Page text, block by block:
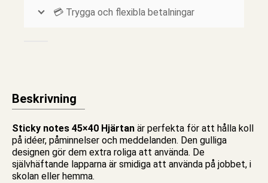
💳 Trygga och flexibla betalningar
Beskrivning
Sticky notes 45×40 Hjärtan är perfekta för att hålla koll
på idéer, påminnelser och meddelanden. Den gulliga
designen gör dem extra roliga att använda. De
självhäftande lapparna är smidiga att använda på jobbet, i
skolan eller hemma.